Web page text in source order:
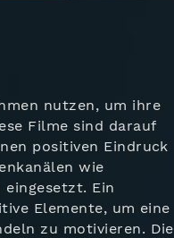
nutzen, um ihre
Filme sind darauf
positiven Eindruck
wie
Ein
Elemente, um eine
zu motivieren. Die